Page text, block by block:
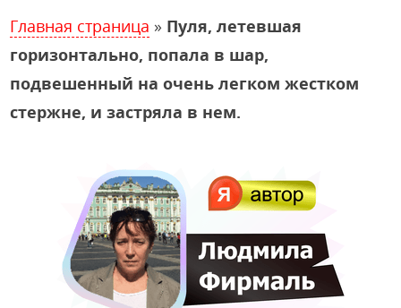
Главная страница » Пуля, летевшая
горизонтально, попала в шар,
подвешенный на очень легком жестком
стержне, и застряла в нем.